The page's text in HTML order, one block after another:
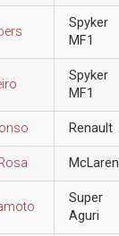
Spyker
MF1
Spyker
MF1
Renault
McLaren
Super
Aguri